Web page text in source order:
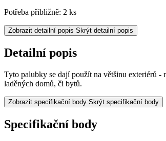
Potřeba přibližně: 2 ks
Zobrazit detailní popis Skrýt detailní popis
Detailní popis
Tyto palubky se dají použít na většinu exteriérů
laděných domů, či bytů.
Zobrazit specifikační body Skrýt specifikační body
Specifikační body